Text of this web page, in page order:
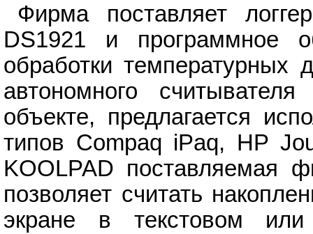
Фирма поставляет
DS1921 и программное
обработки температурных
автономного
объекте, предлагается
типов Compaq iPaq, HP
KOOLPAD поставляемая
позволяет считать
экране в текстовом